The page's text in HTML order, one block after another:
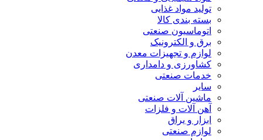
تولید مواد غذایی
بسته بندی کالا
اتوماسیون صنعتی
برق و الکترونیک
لوازم و تجهیزات معدن
کشاورزی و دامداری
خدمات صنعتی
سایر
ماشین آلات صنعتی
آهن آلات و فلزات
ابزار و یراق
لوازم صنعتی